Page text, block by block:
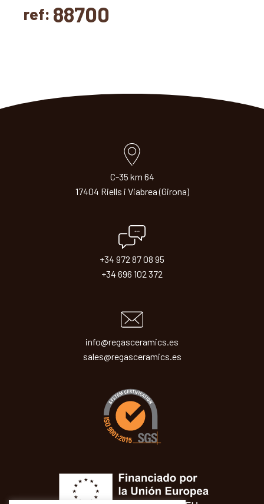
ref: 88700
C-35 km 64
17404 Riells i Viabrea (Girona)
+34 972 87 08 95
+34 696 102 372
info@regasceramics.es
sales@regasceramics.es